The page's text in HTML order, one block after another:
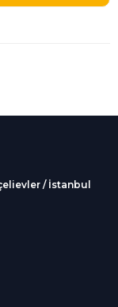
/ İstanbul